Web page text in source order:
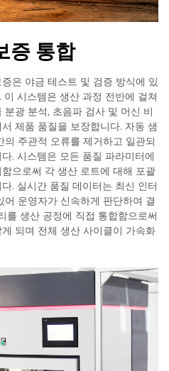
증 통합
은 야금 테스트 및 검증 방식에 있
시스템은 생산 과정 전반에 걸쳐
광 분석, 초음파 검사 및 머신 비
제품 품질을 보장합니다. 자동 샘
주관적 오류를 제거하고 일관되
. 시스템은 모든 품질 파라미터에
으로써 각 생산 로트에 대해 포괄
. 실시간 품질 데이터는 최신 인터
운영자가 신속하게 판단하여 결
를 생산 공정에 직접 통합함으로써
되며 전체 생산 사이클이 가속화